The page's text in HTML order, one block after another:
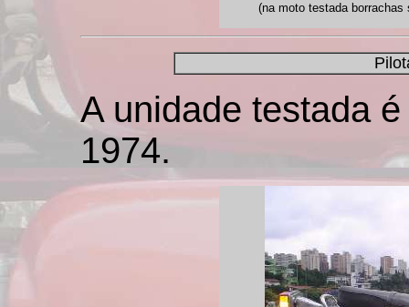
(na moto testada
A unidade testada
1974.